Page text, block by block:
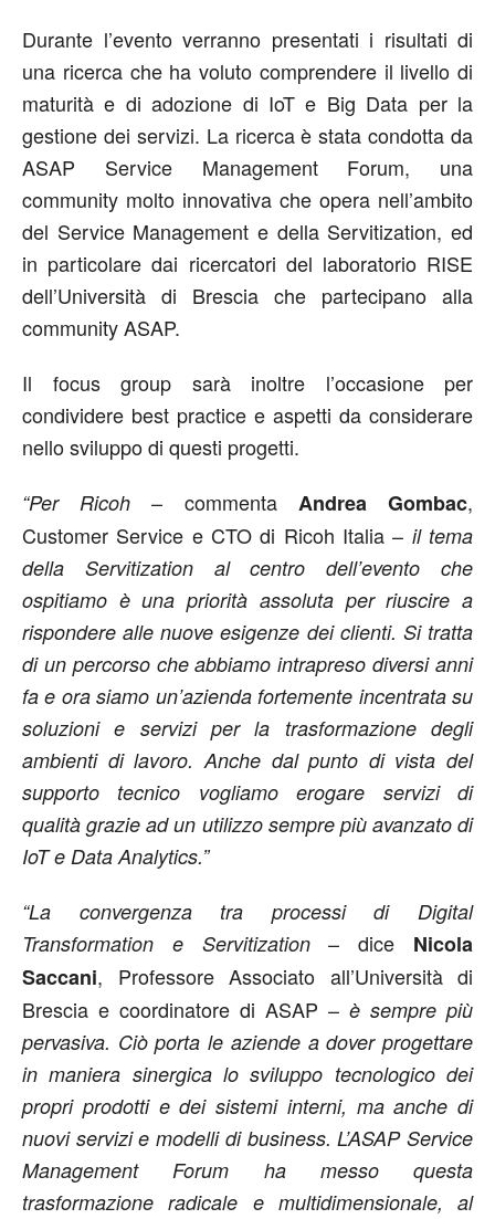
Durante l’evento verranno presentati i risultati di
una ricerca che ha voluto comprendere il livello di
maturità e di adozione di IoT e Big Data per la
gestione dei servizi. La ricerca è stata condotta da
ASAP Service Management Forum, una
community molto innovativa che opera nell’ambito
del Service Management e della Servitization, ed
in particolare dai ricercatori del laboratorio RISE
dell’Università di Brescia che partecipano alla
community ASAP.
Il focus group sarà inoltre l’occasione per
condividere best practice e aspetti da considerare
nello sviluppo di questi progetti.
“Per Ricoh – commenta Andrea Gombac,
Customer Service e CTO di Ricoh Italia – il tema
della Servitization al centro dell’evento che
ospitiamo è una priorità assoluta per riuscire a
rispondere alle nuove esigenze dei clienti. Si tratta
di un percorso che abbiamo intrapreso diversi anni
fa e ora siamo un’azienda fortemente incentrata su
soluzioni e servizi per la trasformazione degli
ambienti di lavoro. Anche dal punto di vista del
supporto tecnico vogliamo erogare servizi di
qualità grazie ad un utilizzo sempre più avanzato di
IoT e Data Analytics.”
“La convergenza tra processi di Digital
Transformation e Servitization– dice Nicola
Saccani, Professore Associato all’Università di
Brescia e coordinatore di ASAP – è sempre più
pervasiva. Ciò porta le aziende a dover progettare
in maniera sinergica lo sviluppo tecnologico dei
propri prodotti e dei sistemi interni, ma anche di
nuovi servizi e modelli di business. L’ASAP Service
Management Forum ha messo questa
trasformazione radicale e multidimensionale, al